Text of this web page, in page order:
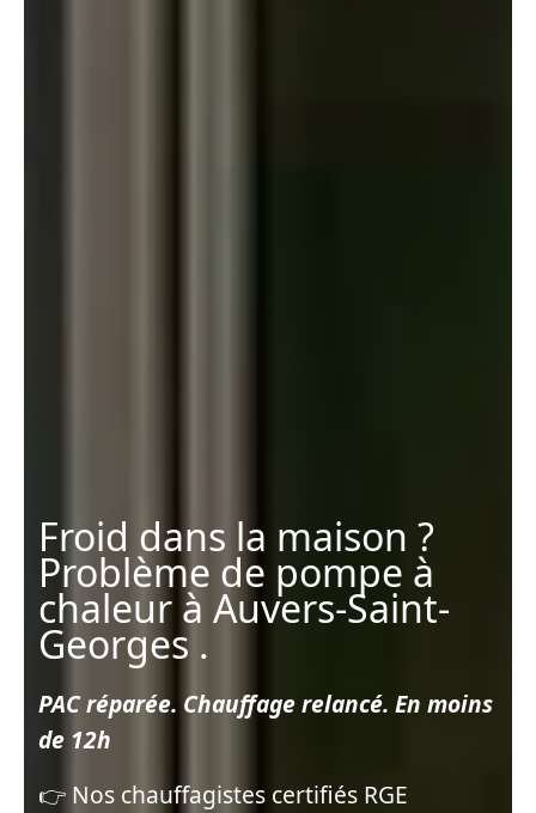
Froid dans la maison ?
Problème de pompe à
chaleur à Auvers-Saint-
Georges .
PAC réparée. Chauffage relancé. En moins
de 12h
👉 Nos chauffagistes certifiés RGE